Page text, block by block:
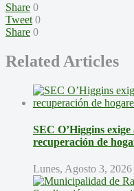
Share 0
Tweet 0
Share 0
Related Articles
SEC O’Higgins
recuperación de
Lunes, Agosto 3, 2026